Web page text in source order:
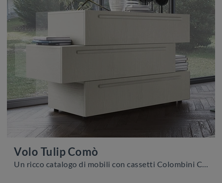
Volo Tulip Comò
Un ricco catalogo di mobili con cassetti Colombini Casa: i comodini moderni in melaminico, come Volo Tulip Comò, sono tra le proposte più esclusive.